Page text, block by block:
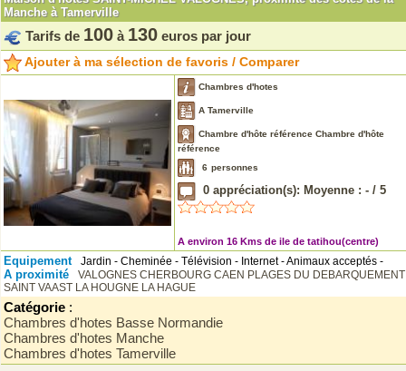
Manche à Tamerville
Tarifs de 100 à 130 euros par jour
Ajouter à ma sélection de favoris / Comparer
Chambres d'hotes
A Tamerville
Chambre d'hôte référence Chambre d'hôte
référence
6 personnes
0 appréciation(s): Moyenne : - / 5
A environ 16 Kms de ile de tatihou(centre)
Equipement Jardin - Cheminée - Télévision - Internet - Animaux acceptés -
A proximité VALOGNES CHERBOURG CAEN PLAGES DU DEBARQUEMENT
SAINT VAAST LA HOUGNE LA HAGUE
Catégorie :
Chambres d'hotes Basse Normandie
Chambres d'hotes Manche
Chambres d'hotes Tamerville